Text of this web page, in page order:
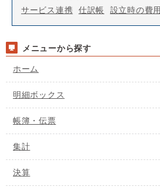
サービス連携
仕訳帳 設立時の費
メニューから探す
ホーム
明細ボックス
帳簿・伝票
集計
決算